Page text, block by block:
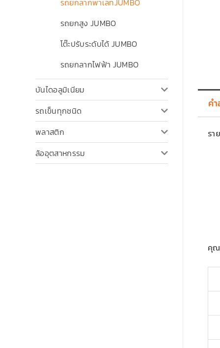
รถยกลากพาเลทJUMBO
รถยกสูง JUMBO
โต๊ะปรับระดับได้ JUMBO
รถยกลากไฟฟ้า JUMBO
บันไดอลูมิเนียม
รถเข็นทุกชนิด
พลาสติก
ล้ออุตสาหกรรม
ค
รา
คุ